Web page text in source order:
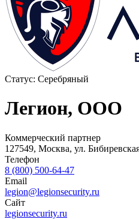
Статус: Серебряный
Легион, ООО
Коммерческий партнер
127549, Москва, ул.
Телефон
8 (800) 500-64-47
Email
legion@legionsecurity.ru
Сайт
legionsecurity.ru